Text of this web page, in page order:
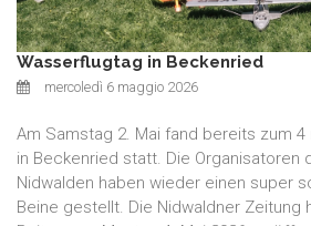
Wasserflugtag in Beckenried
mercoledì 6 maggio 2026
Am Samstag 2. Mai fand bereits zum
in Beckenried statt. Die Organisatoren
Nidwalden haben wieder einen super
Beine gestellt. Die Nidwaldner Zeitung